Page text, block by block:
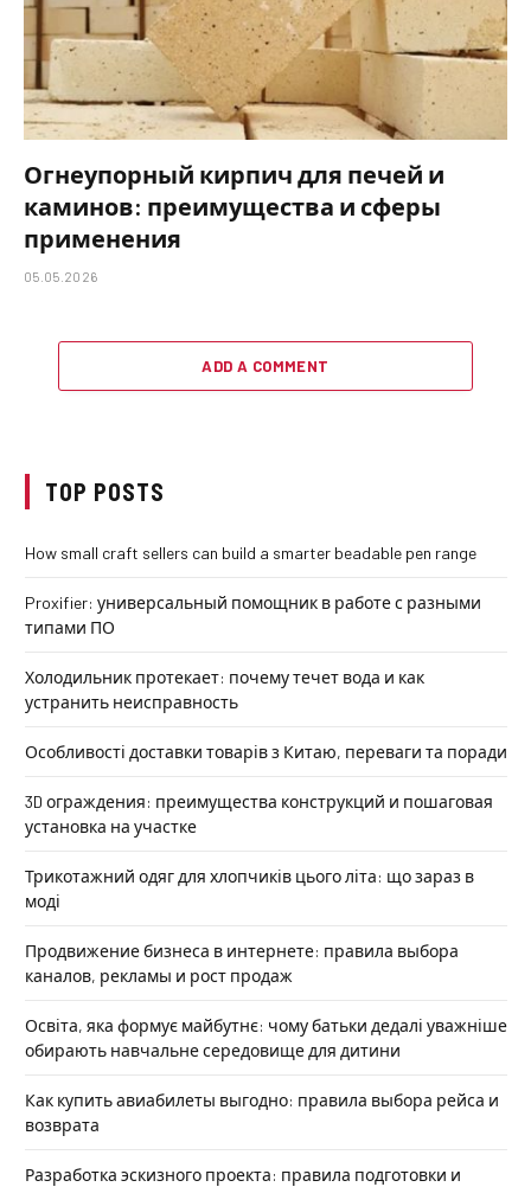
Огнеупорный кирпич для печей и
каминов: преимущества и сферы
применения
05.05.2026
ADD A COMMENT
TOP POSTS
How small craft sellers can build a smarter beadable pen range
Proxifier: универсальный помощник в работе с разными
типами ПО
Холодильник протекает: почему течет вода и как
устранить неисправность
Особливості доставки товарів з Китаю, переваги та поради
3D ограждения: преимущества конструкций и пошаговая
установка на участке
Трикотажний одяг для хлопчиків цього літа: що зараз в
моді
Продвижение бизнеса в интернете: правила выбора
каналов, рекламы и рост продаж
Освіта, яка формує майбутнє: чому батьки дедалі уважніше
обирають навчальне середовище для дитини
Как купить авиабилеты выгодно: правила выбора рейса и
возврата
Разработка эскизного проекта: правила подготовки и